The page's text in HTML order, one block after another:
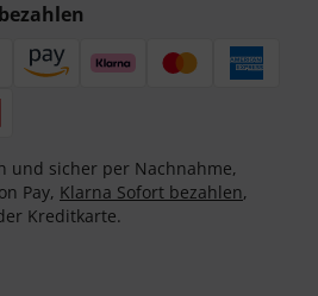
und sicher per Nachnahme,
Pay, Klarna Sofort bezahlen,
Kreditkarte.